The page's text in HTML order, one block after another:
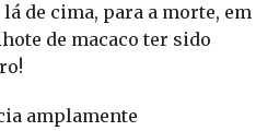
de cima, para a morte, em
de macaco ter sido
amplamente